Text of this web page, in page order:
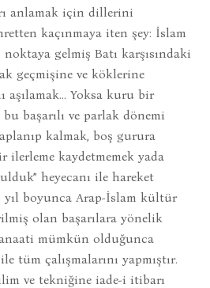
anlamak için dillerini
kaçınmaya iten şey: İslam
gelmiş Batı karşısındaki
geçmişine ve köklerine
aşılamak… Yoksa kuru bir
başarılı ve parlak dönemi
kalmak, boş gurura
ilerleme kaydetmemek yada
heyecanı ile hareket
yıl boyunca Arap-İslam kültür
olan başarılara yönelik
mümkün olduğunca
tüm çalışmalarını yapmıştır.
ve tekniğine iade-i itibarı